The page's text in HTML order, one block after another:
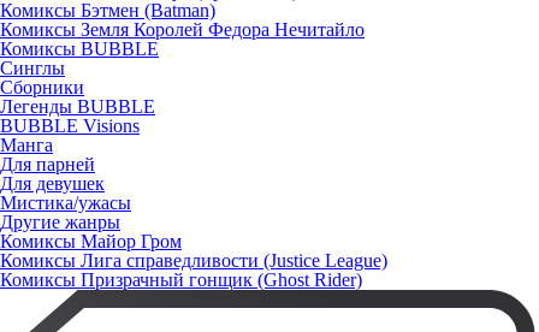
Комиксы Бэтмен (Batman)
Комиксы Земля Королей Федора Нечитайло
Комиксы BUBBLE
Синглы
Сборники
Легенды BUBBLE
BUBBLE Visions
Манга
Для парней
Для девушек
Мистика/ужасы
Другие жанры
Комиксы Майор Гром
Комиксы Лига справедливости (Justice League)
Комиксы Призрачный гонщик (Ghost Rider)